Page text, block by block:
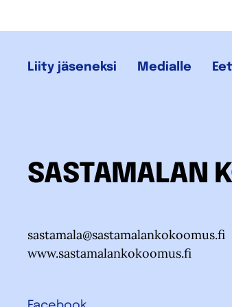
Liity jäseneksi Medialle
SASTAMALAN
sastamala@sastamalankokoomus.fi
www.sastamalankokoomus.fi